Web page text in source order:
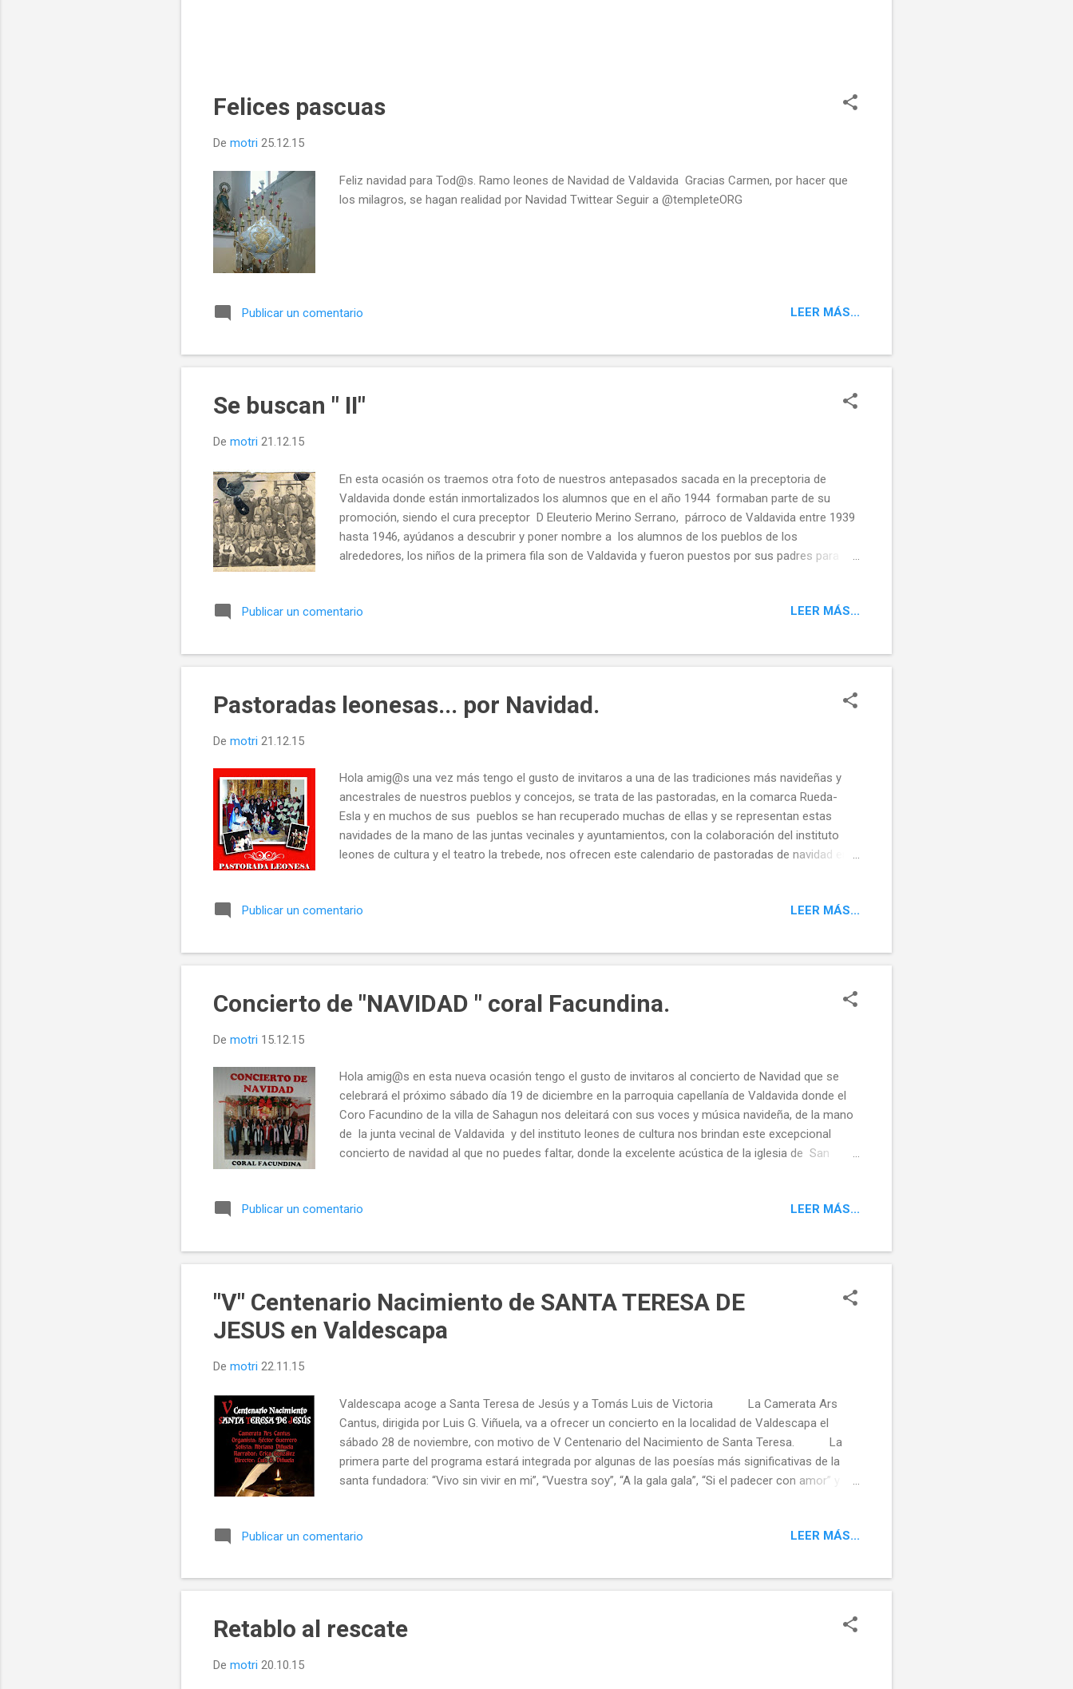
Felices pascuas
De motri 25.12.15
Feliz navidad para Tod@s. Ramo leones de Navidad de Valdavida Gracias Carmen, por hacer que
los milagros, se hagan realidad por Navidad Twittear Seguir a @templeteORG
Publicar un comentario LEER MÁS...
Se buscan " II"
De motri 21.12.15
En esta ocasión os traemos otra foto de nuestros antepasados sacada en la preceptoria de
Valdavida donde están inmortalizados los alumnos que en el año 1944 formaban parte de su
promoción, siendo el cura preceptor D Eleuterio Merino Serrano, párroco de Valdavida entre 1939
hasta 1946, ayúdanos a descubrir y poner nombre a los alumnos de los pueblos de los
alrededores, los niños de la primera fila son de Valdavida y fueron puestos por sus padres para
donde somos y de donde venimos.. Twittear Seguir a @templeteORG
Publicar un comentario LEER MÁS...
Pastoradas leonesas... por Navidad.
De motri 21.12.15
Hola amig@s una vez más tengo el gusto de invitaros a una de las tradiciones más navideñas y
ancestrales de nuestros pueblos y concejos, se trata de las pastoradas, en la comarca Rueda-
Esla y en muchos de sus pueblos se han recuperado muchas de ellas y se representan estas
navidades de la mano de las juntas vecinales y ayuntamientos, con la colaboración del instituto
leones de cultura y el teatro la trebede, nos ofrecen este calendario de pastoradas de navidad en
tradiciones de vuestros pueblos y concejos Twittear Seguir a @templeteORG
Publicar un comentario LEER MÁS...
Concierto de "NAVIDAD " coral Facundina.
De motri 15.12.15
Hola amig@s en esta nueva ocasión tengo el gusto de invitaros al concierto de Navidad que se
celebrará el próximo sábado día 19 de diciembre en la parroquia capellanía de Valdavida donde el
Coro Facundino de la villa de Sahagun nos deleitará con sus voces y música navideña, de la mano
de la junta vecinal de Valdavida y del instituto leones de cultura nos brindan este excepcional
concierto de navidad al que no puedes faltar, donde la excelente acústica de la iglesia de San
tod@s esta en fase de restauración y dentro de unos años volverá a brillar como lo hizo desde
donde se pueden observar los daños por el paso de los siglos y humedades. pero no tenga pena el
lec...
Publicar un comentario LEER MÁS...
"V" Centenario Nacimiento de SANTA TERESA DE
JESUS en Valdescapa
De motri 22.11.15
Valdescapa acoge a Santa Teresa de Jesús y a Tomás Luis de Victoria La Camerata Ars
Cantus, dirigida por Luis G. Viñuela, va a ofrecer un concierto en la localidad de Valdescapa el
sábado 28 de noviembre, con motivo de V Centenario del Nacimiento de Santa Teresa. La
primera parte del programa estará integrada por algunas de las poesías más significativas de la
santa fundadora: “Vivo sin vivir en mi”, “Vuestra soy”, “A la gala gala”, “Si el padecer con amor” y
pinceladas de la vida y obra de Santa Teresa para poner en su justa medida la trascendencia de
Publicar un comentario LEER MÁS...
Retablo al rescate
De motri 20.10.15